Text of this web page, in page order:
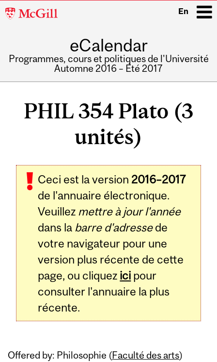
McGill
En
eCalendar
Programmes, cours et politiques de l'Université
Automne 2016 – Été 2017
PHIL 354 Plato (3
unités)
Ceci est la version 2016–2017
de l'annuaire électronique.
Veuillez mettre à jour l'année
dans la barre d'adressede
votre navigateur pour une
version plus récente de cette
page, ou cliquez ici pour
consulter l'annuaire la plus
récente.
Offered by: Philosophie (Faculté des arts)